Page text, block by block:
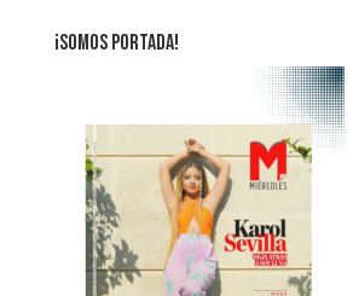
¡SOMOS PORTADA!